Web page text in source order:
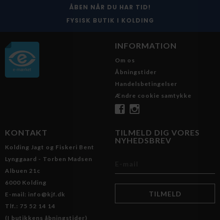
ÅBEN NÅR DU HAR TID!
FYSISK BUTIK I KOLDING
INFORMATION
Om os
Åbningstider
Handelsbetingelser
Ændre cookie samtykke
KONTAKT
Kolding Jagt og Fiskeri Bent
Lynggaard - Torben Madsen
Albuen 21c
6000 Kolding
E-mail: info@kjf.dk
Tlf.: 75 52 14 14
(I butikkens åbningstider)
TILMELD DIG VORES
NYHEDSBREV